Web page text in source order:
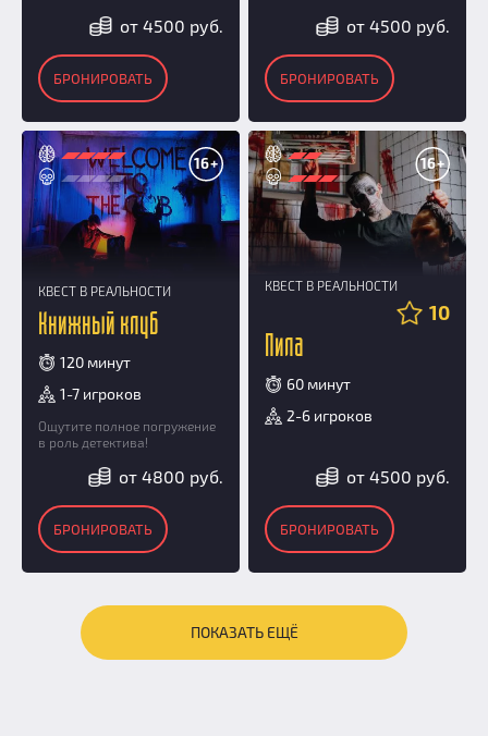
от 4500 руб.
БРОНИРОВАТЬ
от 4500 руб.
БРОНИРОВАТЬ
16+
КВЕСТ В РЕАЛЬНОСТИ
Книжный клуб
120 минут
1-7 игроков
Ощутите полное погружение
в роль детектива!
от 4800 руб.
БРОНИРОВАТЬ
16+
КВЕСТ В РЕАЛЬНОСТИ
10
Пила
60 минут
2-6 игроков
от 4500 руб.
БРОНИРОВАТЬ
ПОКАЗАТЬ ЕЩЁ